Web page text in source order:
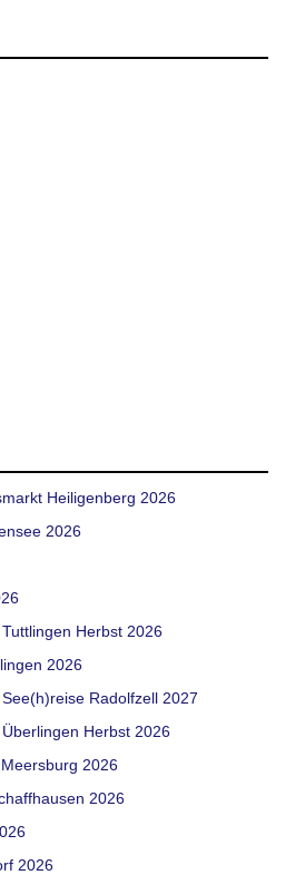
Heiligenberg 2026
2026
Herbst 2026
2026
Radolfzell 2027
Herbst 2026
2026
2026
2026